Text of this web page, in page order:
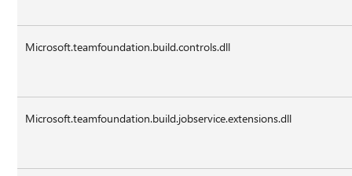
Microsoft.teamfoundation.build.controls.dll
Microsoft.teamfoundation.build.jobservice.extensions.dll